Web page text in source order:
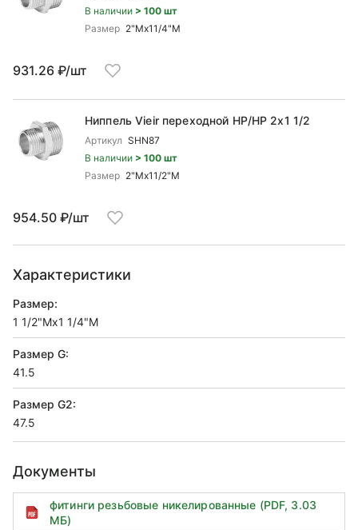
В наличии > 100 шт
Размер 2"Mx11/4"M
931.26 ₽/шт
Ниппель Vieir переходной НР/НР 2x1 1/2
Артикул SHN87
В наличии > 100 шт
Размер 2"Mx11/2"M
954.50 ₽/шт
Характеристики
Размер:
1 1/2"Mx1 1/4"M
Размер G:
41.5
Размер G2:
47.5
Документы
фитинги резьбовые никелированные (PDF, 3.03
МБ)